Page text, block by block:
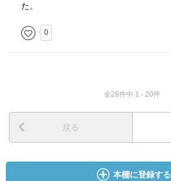
た。
0
全28件中 1 - 20件
戻る
本棚に登録する